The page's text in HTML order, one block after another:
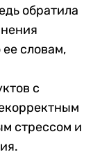
обратила
словам,
с
стрессом и